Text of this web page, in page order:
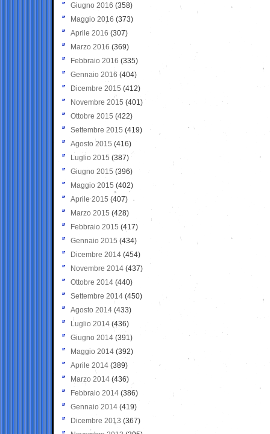
Giugno 2016 (358)
Maggio 2016 (373)
Aprile 2016 (307)
Marzo 2016 (369)
Febbraio 2016 (335)
Gennaio 2016 (404)
Dicembre 2015 (412)
Novembre 2015 (401)
Ottobre 2015 (422)
Settembre 2015 (419)
Agosto 2015 (416)
Luglio 2015 (387)
Giugno 2015 (396)
Maggio 2015 (402)
Aprile 2015 (407)
Marzo 2015 (428)
Febbraio 2015 (417)
Gennaio 2015 (434)
Dicembre 2014 (454)
Novembre 2014 (437)
Ottobre 2014 (440)
Settembre 2014 (450)
Agosto 2014 (433)
Luglio 2014 (436)
Giugno 2014 (391)
Maggio 2014 (392)
Aprile 2014 (389)
Marzo 2014 (436)
Febbraio 2014 (386)
Gennaio 2014 (419)
Dicembre 2013 (367)